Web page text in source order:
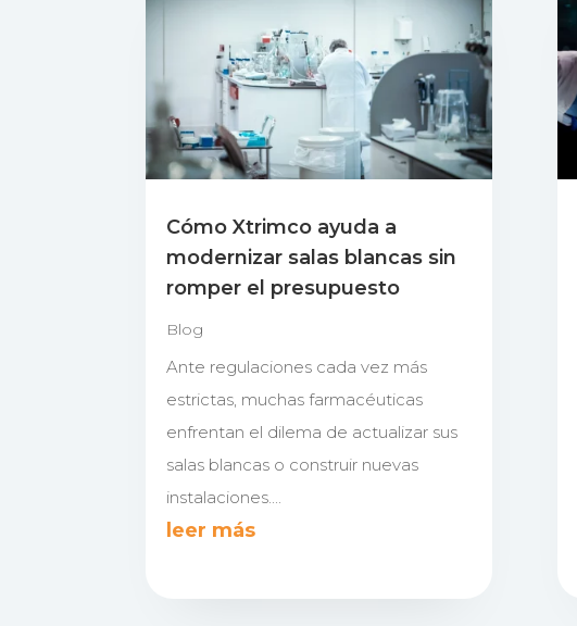
Cómo Xtrimco ayuda a
modernizar salas blancas sin
romper el presupuesto
Blog
Ante regulaciones cada vez más
estrictas, muchas farmacéuticas
enfrentan el dilema de actualizar sus
salas blancas o construir nuevas
instalaciones....
leer más